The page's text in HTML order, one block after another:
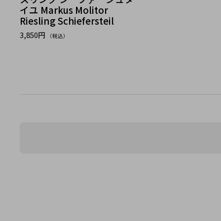
イユ Markus Molitor
Riesling Schiefersteil
3,850円 （税込）